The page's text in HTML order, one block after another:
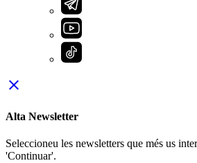
close
Alta Newsletter
Seleccioneu les newsletters que més us
'Continuar'.